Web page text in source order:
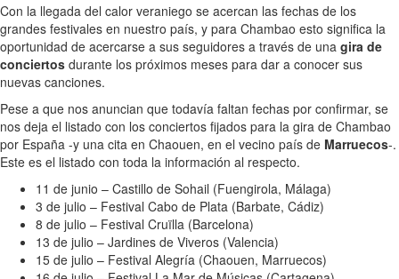
Con la llegada del calor veraniego se acercan las fechas de los
grandes festivales en nuestro país, y para Chambao esto significa la
oportunidad de acercarse a sus seguidores a través de una gira de
conciertos durante los próximos meses para dar a conocer sus
nuevas canciones.
Pese a que nos anuncian que todavía faltan fechas por confirmar, se
nos deja el listado con los conciertos fijados para la gira de Chambao
por España -y una cita en Chaouen, en el vecino país de Marruecos-.
Este es el listado con toda la información al respecto.
11 de junio – Castillo de Sohail (Fuengirola, Málaga)
3 de julio – Festival Cabo de Plata (Barbate, Cádiz)
8 de julio – Festival Cruïlla (Barcelona)
13 de julio – Jardines de Viveros (Valencia)
15 de julio – Festival Alegría (Chaouen, Marruecos)